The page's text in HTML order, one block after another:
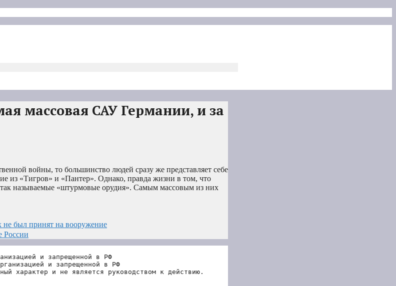
массовая САУ Германии, и за
войны, то большинство людей сразу же представляет себе
из «Тигров» и «Пантер». Однако, правда жизни в том, что
называемые «штурмовые орудия». Самым массовым из них
был принят на вооружение
России
и запрещенной в РФ
и запрещенной в РФ
характер и не является руководством к действию.